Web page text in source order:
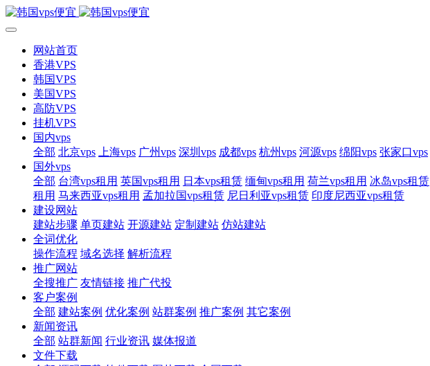
网站首页
香港VPS
韩国VPS
美国VPS
高防VPS
挂机VPS
国内vps
全部 北京vps 上海vps 广州vps 深圳vps 成都vps 杭州vps 河源vps 绵阳vps 张家口vps
国外vps
全部 台湾vps租用 英国vps租用 日本vps租赁 缅甸vps租用 荷兰vps租用 冰岛vps租赁
租用 马来西亚vps租用 孟加拉国vps租赁 尼日利亚vps租赁 印度尼西亚vps租赁
建设网站
建站步骤 单页建站 开源建站 定制建站 仿站建站
全词优化
操作流程 域名选择 解析流程
推广网站
全搜推广 友情链接 推广代投
客户案例
全部 建站案例 优化案例 站群案例 推广案例 其它案例
新闻资讯
全部 站群新闻 行业资讯 媒体报道
文件下载